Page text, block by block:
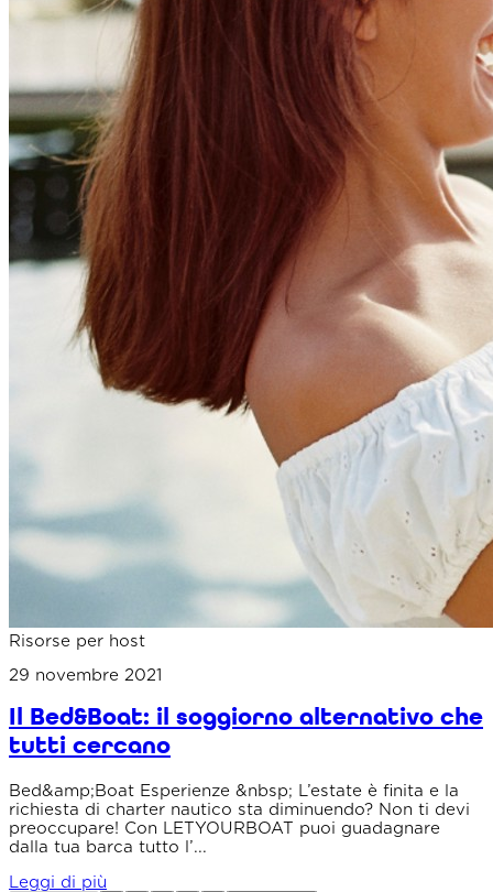
Risorse per host
29 novembre 2021
Il Bed&Boat: il soggiorno alternativo che
tutti cercano
Bed&amp;Boat Esperienze &nbsp; L’estate è finita e la
richiesta di charter nautico sta diminuendo? Non ti devi
preoccupare! Con LETYOURBOAT puoi guadagnare
dalla tua barca tutto l’...
Leggi di più